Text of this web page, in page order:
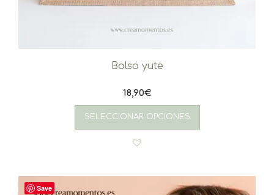
Bolso yute
18,90€
SELECCIONAR OPCIONES
Save